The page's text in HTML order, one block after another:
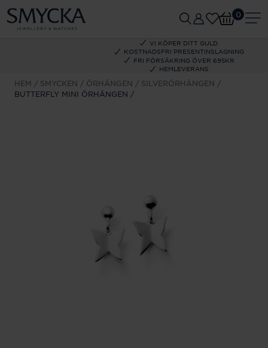
VI KÖPER DITT GULD
KOSTNADSFRI PRESENTINSLAGNING
FRI FÖRSÄKRING ÖVER 695KR
HEMLEVERANS
0
HEM SMYCKEN ÖRHÄNGEN
SILVERÖRHÄNGEN
BUTTERFLY MINI ÖRHÄNGEN